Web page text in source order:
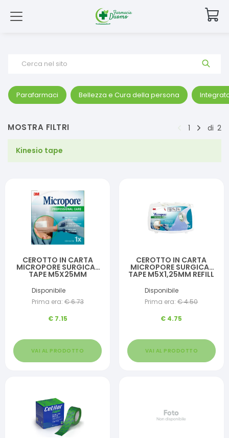
Cerca nel sito
Parafarmaci Bellezza e Cura della persona
MOSTRA FILTRI 1 di 2
Kinesio tape
CEROTTO IN CARTA
MICROPORE SURGICAL
TAPE M5X25MM
Disponibile
Prima era: €6.73
€ 7.15
VAI AL PRODOTTO
CEROTTO IN CARTA
MICROPORE SURGICAL
TAPE M5X1,25MM REFILL
Disponibile
Prima era: €4.50
€ 4.75
VAI AL PRODOTTO